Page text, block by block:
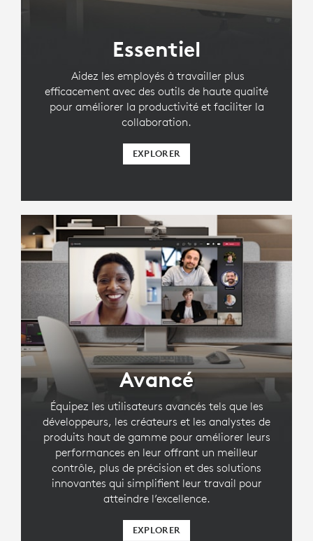
Essentiel
Aidez les employés à travailler plus
efficacement avec des outils de haute qualité
pour améliorer la productivité et faciliter la
collaboration.
EXPLORER
Avancé
Équipez les utilisateurs avancés tels que les
développeurs, les créateurs et les analystes de
produits haut de gamme pour améliorer leurs
performances en leur offrant un meilleur
contrôle, plus de précision et des solutions
innovantes qui simplifient leur travail pour
atteindre l’excellence.
EXPLORER